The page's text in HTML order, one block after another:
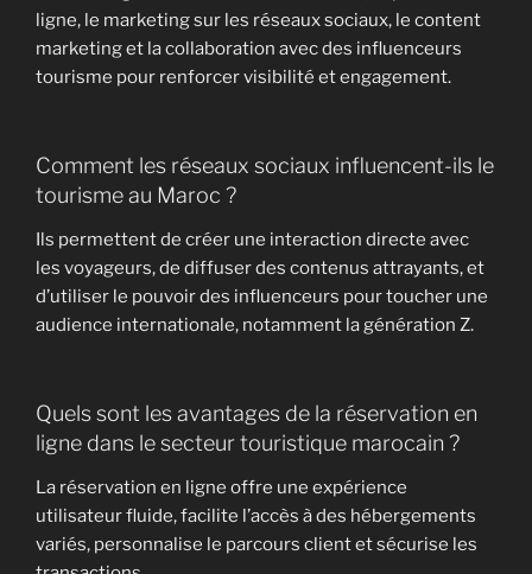
ligne, le marketing sur les réseaux sociaux, le content
marketing et la collaboration avec des influenceurs
tourisme pour renforcer visibilité et engagement.
Comment les réseaux sociaux influencent-ils le
tourisme au Maroc ?
Ils permettent de créer une interaction directe avec
les voyageurs, de diffuser des contenus attrayants, et
d’utiliser le pouvoir des influenceurs pour toucher une
audience internationale, notamment la génération Z.
Quels sont les avantages de la réservation en
ligne dans le secteur touristique marocain ?
La réservation en ligne offre une expérience
utilisateur fluide, facilite l’accès à des hébergements
variés, personnalise le parcours client et sécurise les